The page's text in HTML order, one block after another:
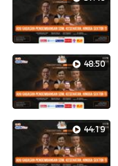
48:50
44:19